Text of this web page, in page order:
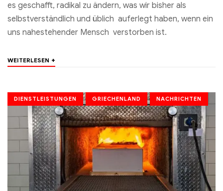
es geschafft, radikal zu ändern, was wir bisher als
selbstverständlich und üblich auferlegt haben, wenn ein
uns nahestehender Mensch verstorben ist.
WEITERLESEN +
DIENSTLEISTUNGEN GRIECHENLAND NACHRICHTEN